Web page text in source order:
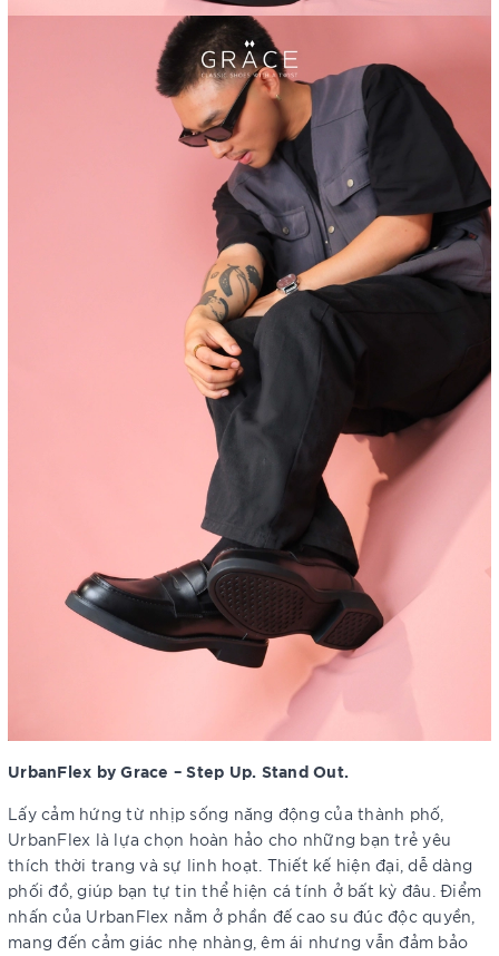
UrbanFlex by Grace – Step Up. Stand Out.
Lấy cảm hứng từ nhịp sống năng động của thành phố,
UrbanFlex là lựa chọn hoàn hảo cho những bạn trẻ yêu
thích thời trang và sự linh hoạt. Thiết kế hiện đại, dễ dàng
phối đồ, giúp bạn tự tin thể hiện cá tính ở bất kỳ đâu. Điểm
nhấn của UrbanFlex nằm ở phần đế cao su đúc độc quyền,
mang đến cảm giác nhẹ nhàng, êm ái nhưng vẫn đảm bảo